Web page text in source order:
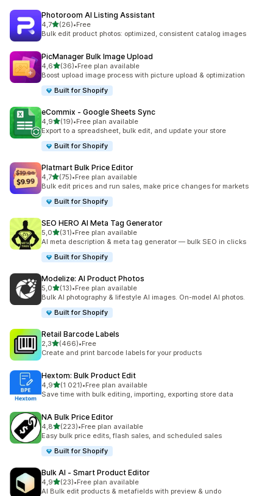
Photoroom AI Listing Assistant
4,7z 5 hvězd
(26)
Celkový počet recenzí: 26
•Free
Bulk edit product photos: optimized, consistent catalog images
PicManager Bulk Image Upload
4,6z 5 hvězd
(36)
Celkový počet recenzí: 36
•Free plan available
Boost upload image process with picture upload & optimization
Built for Shopify
eCommix ‑ Google Sheets Sync
4,9z 5 hvězd
(19)
Celkový počet recenzí: 19
•Free plan available
Export to a spreadsheet, bulk edit, and update your store
Built for Shopify
Platmart Bulk Price Editor
4,7z 5 hvězd
(75)
Celkový počet recenzí: 75
•Free plan available
Bulk edit prices and run sales, make price changes for markets
Built for Shopify
SEO HERO AI Meta Tag Generator
5,0z 5 hvězd
(31)
Celkový počet recenzí: 31
•Free plan available
AI meta description & meta tag generator — bulk SEO in clicks
Built for Shopify
Modelize: AI Product Photos
5,0z 5 hvězd
(13)
Celkový počet recenzí: 13
•Free plan available
Bulk AI photography & lifestyle AI images. On-model AI photos.
Built for Shopify
Retail Barcode Labels
2,3z 5 hvězd
(466)
Celkový počet recenzí: 466
•Free
Create and print barcode labels for your products
Hextom: Bulk Product Edit
4,9z 5 hvězd
(1 021)
Celkový počet recenzí: 1021
•Free plan available
Save time with bulk editing, importing, exporting store data
NA Bulk Price Editor
4,8z 5 hvězd
(223)
Celkový počet recenzí: 223
•Free plan available
Easy bulk price edits, flash sales, and scheduled sales
Built for Shopify
Bulk AI ‑ Smart Product Editor
4,9z 5 hvězd
(23)
Celkový počet recenzí: 23
•Free plan available
AI Bulk edit products & metafields with preview & undo